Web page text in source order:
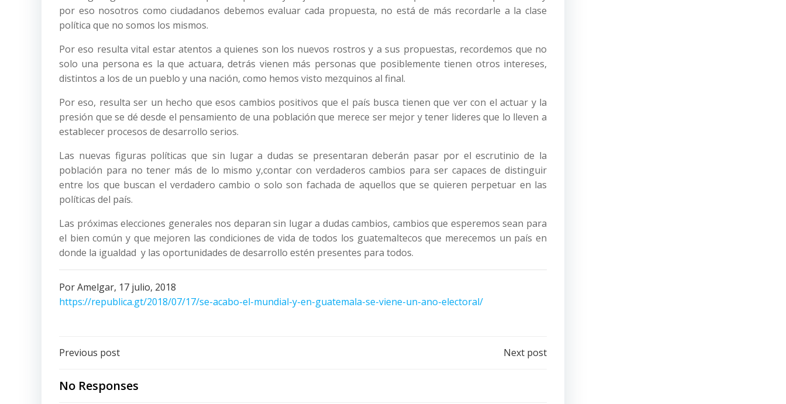
por eso nosotros como ciudadanos debemos evaluar cada propuesta, no está de más recordarle a la clase
política que no somos los mismos.
Por eso resulta vital estar atentos a quienes son los nuevos rostros y a sus propuestas, recordemos que no
solo una persona es la que actuara, detrás vienen más personas que posiblemente tienen otros intereses,
distintos a los de un pueblo y una nación, como hemos visto mezquinos al final.
Por eso, resulta ser un hecho que esos cambios positivos que el país busca tienen que ver con el actuar y la
presión que se dé desde el pensamiento de una población que merece ser mejor y tener lideres que lo lleven a
establecer procesos de desarrollo serios.
Las nuevas figuras políticas que sin lugar a dudas se presentaran deberán pasar por el escrutinio de la
población para no tener más de lo mismo y,contar con verdaderos cambios para ser capaces de distinguir
entre los que buscan el verdadero cambio o solo son fachada de aquellos que se quieren perpetuar en las
políticas del país.
Las próximas elecciones generales nos deparan sin lugar a dudas cambios, cambios que esperemos sean para
el bien común y que mejoren las condiciones de vida de todos los guatemaltecos que merecemos un país en
donde la igualdad y las oportunidades de desarrollo estén presentes para todos.
Por Amelgar, 17 julio, 2018
https://republica.gt/2018/07/17/se-acabo-el-mundial-y-en-guatemala-se-viene-un-ano-electoral/
Post
navigation
Previous post Next post
No Responses